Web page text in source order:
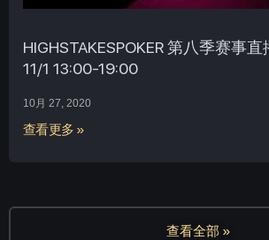
HIGHSTAKESPOKER 第八季赛事
11/1 13:00-19:00
10月 27, 2020
查看更多 »
查看全部 »